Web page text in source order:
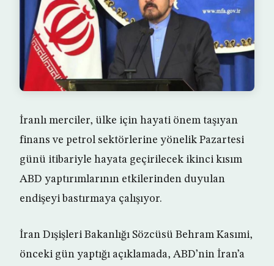
İranlı merciler, ülke için hayati önem taşıyan
finans ve petrol sektörlerine yönelik Pazartesi
günü itibariyle hayata geçirilecek ikinci kısım
ABD yaptırımlarının etkilerinden duyulan
endişeyi bastırmaya çalışıyor.
İran Dışişleri Bakanlığı Sözcüsü Behram Kasımi,
önceki gün yaptığı açıklamada, ABD’nin İran’a